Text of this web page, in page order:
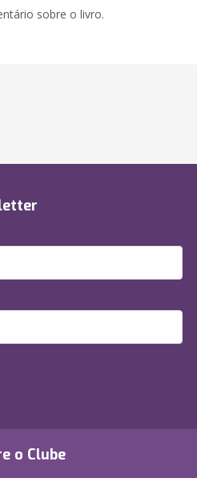
sobre o livro.
o Clube